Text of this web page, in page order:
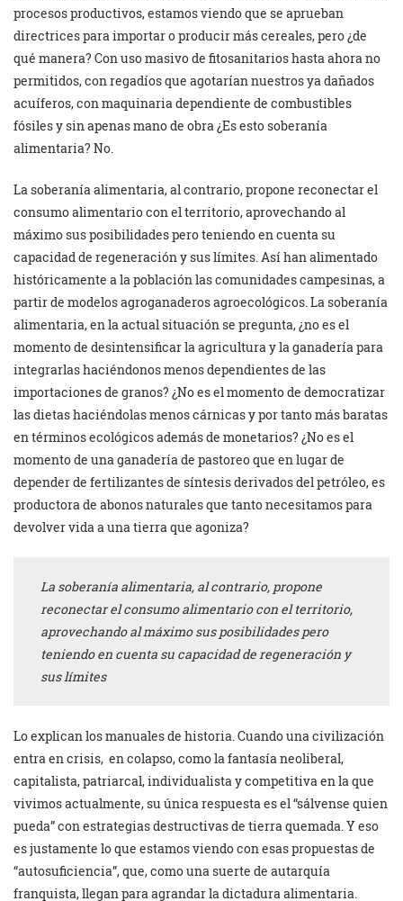
procesos productivos, estamos viendo que se aprueban
directrices para importar o producir más cereales, pero ¿de
qué manera? Con uso masivo de fitosanitarios hasta ahora no
permitidos, con regadíos que agotarían nuestros ya dañados
acuíferos, con maquinaria dependiente de combustibles
fósiles y sin apenas mano de obra ¿Es esto soberanía
alimentaria? No.
La soberanía alimentaria, al contrario, propone reconectar el
consumo alimentario con el territorio, aprovechando al
máximo sus posibilidades pero teniendo en cuenta su
capacidad de regeneración y sus límites. Así han alimentado
históricamente a la población las comunidades campesinas, a
partir de modelos agroganaderos agroecológicos. La soberanía
alimentaria, en la actual situación se pregunta, ¿no es el
momento de desintensificar la agricultura y la ganadería para
integrarlas haciéndonos menos dependientes de las
importaciones de granos? ¿No es el momento de democratizar
las dietas haciéndolas menos cárnicas y por tanto más baratas
en términos ecológicos además de monetarios? ¿No es el
momento de una ganadería de pastoreo que en lugar de
depender de fertilizantes de síntesis derivados del petróleo, es
productora de abonos naturales que tanto necesitamos para
devolver vida a una tierra que agoniza?
La soberanía alimentaria, al contrario, propone
reconectar el consumo alimentario con el territorio,
aprovechando al máximo sus posibilidades pero
teniendo en cuenta su capacidad de regeneración y
sus límites
Lo explican los manuales de historia. Cuando una civilización
entra en crisis, en colapso, como la fantasía neoliberal,
capitalista, patriarcal, individualista y competitiva en la que
vivimos actualmente, su única respuesta es el “sálvense quien
pueda” con estrategias destructivas de tierra quemada. Y eso
es justamente lo que estamos viendo con esas propuestas de
“autosuficiencia”, que, como una suerte de autarquía
franquista, llegan para agrandar la dictadura alimentaria.